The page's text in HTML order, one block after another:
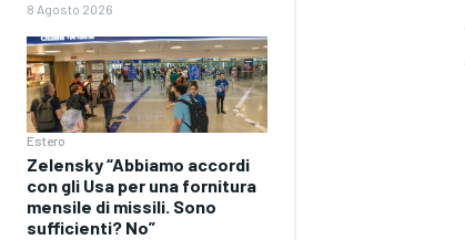
8 Agosto 2026
Estero
Zelensky “Abbiamo accordi
con gli Usa per una fornitura
mensile di missili. Sono
sufficienti? No”